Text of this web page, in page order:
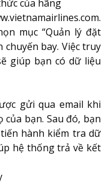
của hãng
.
mục “Quản lý đặt
bay. Việc truy
giúp bạn có dữ liệu
gửi qua email khi
bạn. Sau đó, bạn
hành kiểm tra dữ
hệ thống trả về kết